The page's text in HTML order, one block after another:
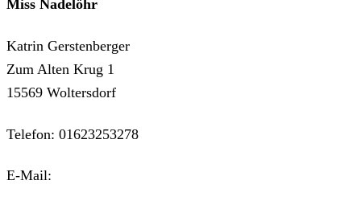
Miss Nadelöhr
Katrin Gerstenberger
Zum Alten Krug 1
15569 Woltersdorf
Telefon: 01623253278
E-Mail: